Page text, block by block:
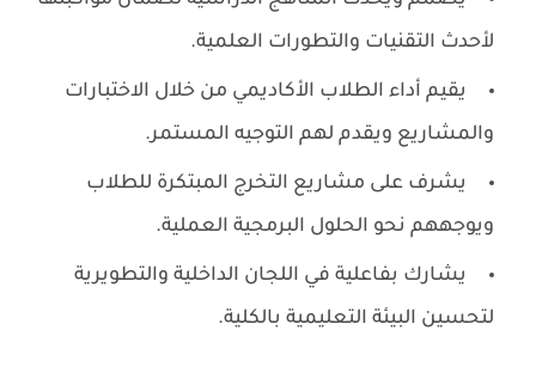
لأحدث التقنيات والتطورات العلمية.
يقيم أداء الطلاب الأكاديمي من خلال الاختبارات
والمشاريع ويقدم لهم التوجيه المستمر.
يشرف على مشاريع التخرج المبتكرة للطلاب
ويوجههم نحو الحلول البرمجية العملية.
يشارك بفاعلية في اللجان الداخلية والتطويرية
لتحسين البيئة التعليمية بالكلية.